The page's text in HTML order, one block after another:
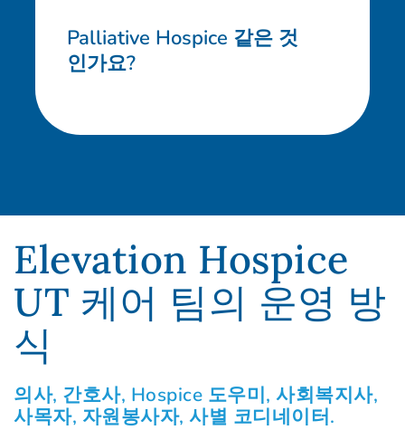
Palliative Hospice 같은 것
인가요?
Elevation Hospice
UT 케어 팀의 운영 방
식
의사, 간호사, Hospice 도우미, 사회복지사,
사목자, 자원봉사자, 사별 코디네이터.